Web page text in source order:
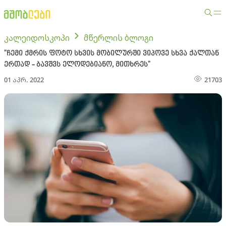
კალეიდოსკოპი მწერლის ბლოგი
"ჩემი ქმრის ფოტო სხვის მობილურში ვიპოვე სხვა ქალთან
ერთად - ბავშვს ელოდებიანო, მითხრეს"
01 აპრ. 2022 21703